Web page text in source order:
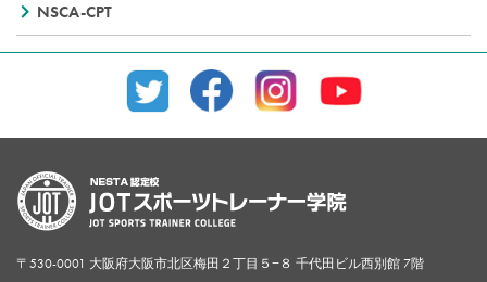
NSCA-CPT
〒530-0001 大阪府大阪市北区梅田２丁目５−８ 千代田ビル西別館 7階